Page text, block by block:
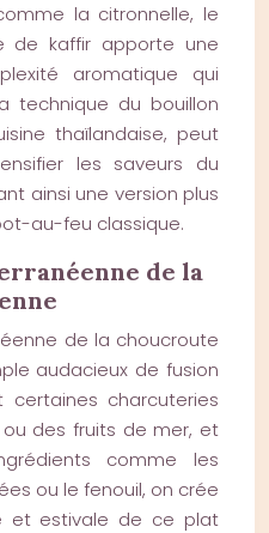
la citronnelle, le
de kaffir apporte une
aromatique qui
technique du bouillon
thaïlandaise, peut
les saveurs du
ainsi une version plus
au-feu classique.
de la
de la choucroute
audacieux de fusion
certaines charcuteries
des fruits de mer, et
comme les
ou le fenouil, on crée
et estivale de ce plat